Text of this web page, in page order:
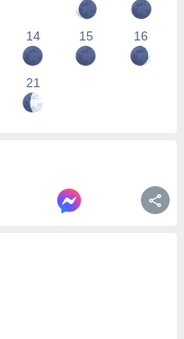
14 15 16
21